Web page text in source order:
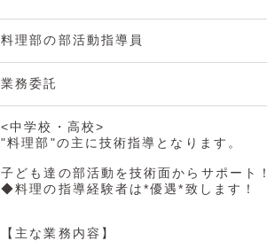
料理部の部活動指導員
業務委託
<中学校・高校>
"料理部"の主に技術指導となります。
子ども達の部活動を技術面からサポート！
◆料理の指導経験者は*優遇*致します！
【主な業務内容】